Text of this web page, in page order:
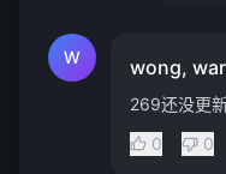
W wong,
269还没更
0
0